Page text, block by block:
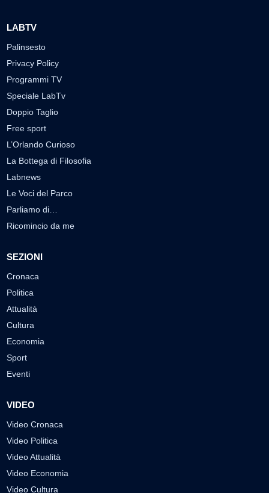
LABTV
Palinsesto
Privacy Policy
Programmi TV
Speciale LabTv
Doppio Taglio
Free sport
L’Orlando Curioso
La Bottega di Filosofia
Labnews
Le Voci del Parco
Parliamo di…
Ricomincio da me
SEZIONI
Cronaca
Politica
Attualità
Cultura
Economia
Sport
Eventi
VIDEO
Video Cronaca
Video Politica
Video Attualità
Video Economia
Video Cultura